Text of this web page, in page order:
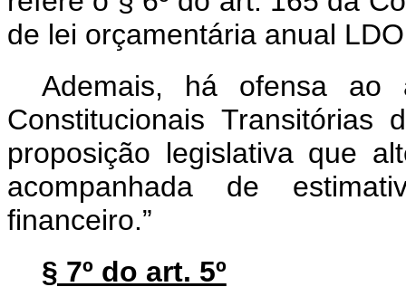
de lei orçamentária anual
Ademais, há ofensa ao
Constitucionais
proposição legislativa que
acompanhada de
financeiro.”
§ 7º do art. 5º